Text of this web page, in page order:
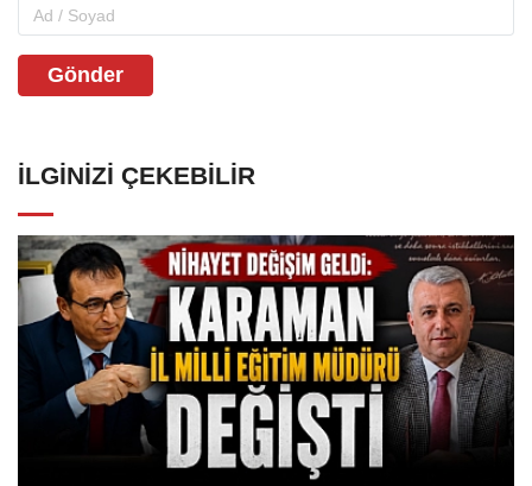
Gönder
İLGINIZI ÇEKEBILIR